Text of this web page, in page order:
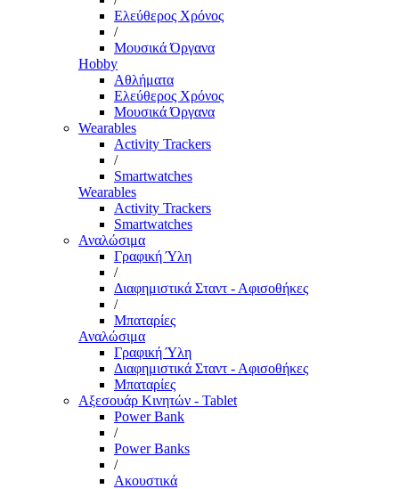
Ελεύθερος Χρόνος
/
Μουσικά Όργανα
Hobby
Αθλήματα
Ελεύθερος Χρόνος
Μουσικά Όργανα
Wearables
Activity Trackers
/
Smartwatches
Wearables
Activity Trackers
Smartwatches
Αναλώσιμα
Γραφική Ύλη
/
Διαφημιστικά Σταντ - Αφισοθήκες
/
Μπαταρίες
Αναλώσιμα
Γραφική Ύλη
Διαφημιστικά Σταντ - Αφισοθήκες
Μπαταρίες
Αξεσουάρ Κινητών - Tablet
Power Bank
/
Power Banks
/
Ακουστικά